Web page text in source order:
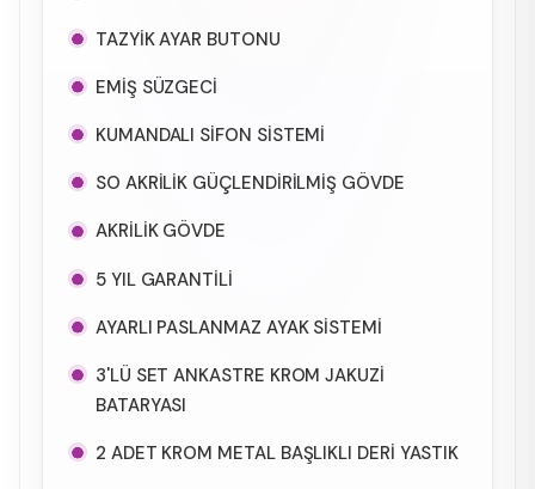
TAZYİK AYAR BUTONU
EMİŞ SÜZGECİ
KUMANDALI SİFON SİSTEMİ
SO AKRİLİK GÜÇLENDİRİLMİŞ GÖVDE
AKRİLİK GÖVDE
5 YIL GARANTİLİ
AYARLI PASLANMAZ AYAK SİSTEMİ
3'LÜ SET ANKASTRE KROM JAKUZİ
BATARYASI
2 ADET KROM METAL BAŞLIKLI DERİ YASTIK